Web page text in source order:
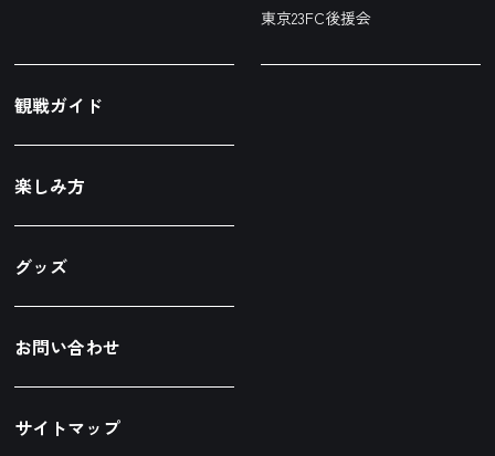
東京23FC後援会
観戦ガイド
楽しみ方
グッズ
お問い合わせ
サイトマップ